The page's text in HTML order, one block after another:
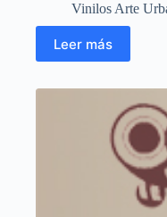
Vinilos Arte
Leer más